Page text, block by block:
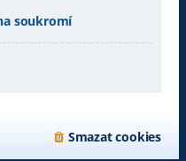
soukromí
Smazat cookies